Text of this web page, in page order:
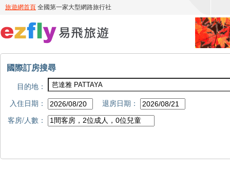
國際訂房搜尋
目的地：
入住日期：
退房日期：
客房/人數：